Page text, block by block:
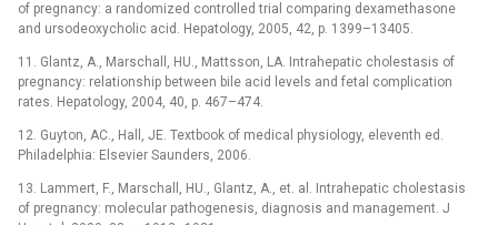
of pregnancy: a randomized controlled trial comparing dexamethasone
and ursodeoxycholic acid. Hepatology, 2005, 42, p. 1399–13405.
11. Glantz, A., Marschall, HU., Mattsson, LA. Intrahepatic cholestasis of
pregnancy: relationship between bile acid levels and fetal complication
rates. Hepatology, 2004, 40, p. 467–474.
12. Guyton, AC., Hall, JE. Textbook of medical physiology, eleventh ed.
Philadelphia: Elsevier Saunders, 2006.
13. Lammert, F., Marschall, HU., Glantz, A., et. al. Intrahepatic cholestasis
of pregnancy: molecular pathogenesis, diagnosis and management. J